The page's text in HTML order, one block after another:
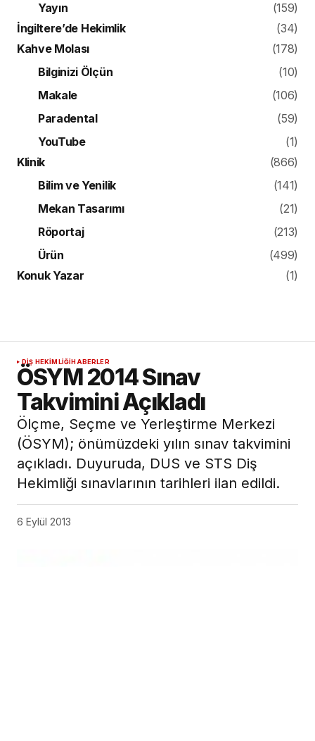
Yayın
(159)
İngiltere’de Hekimlik
(34)
Kahve Molası
(178)
Bilginizi Ölçün
(10)
Makale
(106)
Paradental
(59)
YouTube
(1)
Klinik
(866)
Bilim ve Yenilik
(141)
Mekan Tasarımı
(21)
Röportaj
(213)
Ürün
(499)
Konuk Yazar
(1)
DIŞ HEKIMLIĞIHABERLER
ÖSYM 2014 Sınav
Takvimini Açıkladı
Ölçme, Seçme ve Yerleştirme Merkezi
(ÖSYM); önümüzdeki yılın sınav takvimini
açıkladı. Duyuruda, DUS ve STS Diş
Hekimliği sınavlarının tarihleri ilan edildi.
6 Eylül 2013